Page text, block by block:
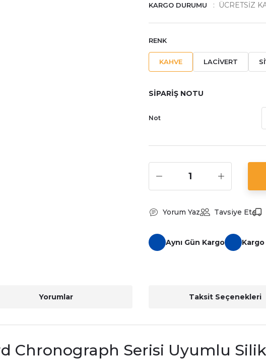
KARGO DURUMU ÜCRETSİZ
RENK
KAHVE LACİVERT
SİPARİŞ NOTU
Not
Yorum Yaz Tavsiye Et
Aynı Gün Kargo
Yorumlar Taksit Seçenekleri
Chronograph Serisi Uyumlu